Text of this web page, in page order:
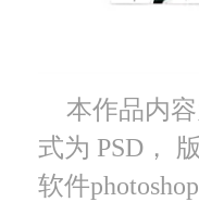
本作品内
式为 PSD，
软件